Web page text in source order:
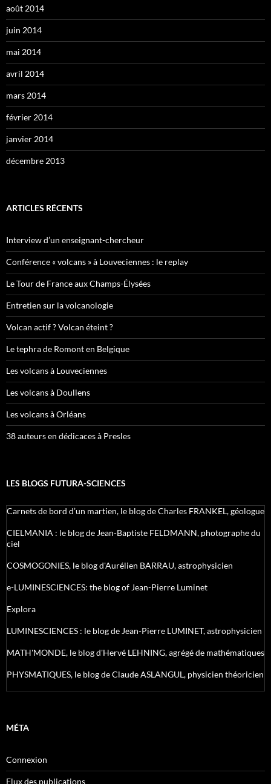
août 2014
juin 2014
mai 2014
avril 2014
mars 2014
février 2014
janvier 2014
décembre 2013
ARTICLES RÉCENTS
Interview d’un enseignant-chercheur
Conférence « volcans » à Louveciennes : le replay
Le Tour de France aux Champs-Élysées
Entretien sur la volcanologie
Volcan actif ? Volcan éteint ?
Le tephra de Romont en Belgique
Les volcans à Louveciennes
Les volcans à Doullens
Les volcans à Orléans
38 auteurs en dédicaces à Presles
LES BLOGS FUTURA-SCIENCES
Carnets de bord d’un martien, le blog de Charles FRANKEL, géologue
CIELMANIA : le blog de Jean-Baptiste FELDMANN, photographe du
ciel
COSMOGONIES, le blog d'Aurélien BARRAU, astrophysicien
e-LUMINESCIENCES: the blog of Jean-Pierre Luminet
Explora
LUMINESCIENCES : le blog de Jean-Pierre LUMINET, astrophysicien
MATH'MONDE, le blog d'Hervé LEHNING, agrégé de mathématiques
PHYSMATIQUES, le blog de Claude ASLANGUL, physicien théoricien
MÉTA
Connexion
Flux des publications